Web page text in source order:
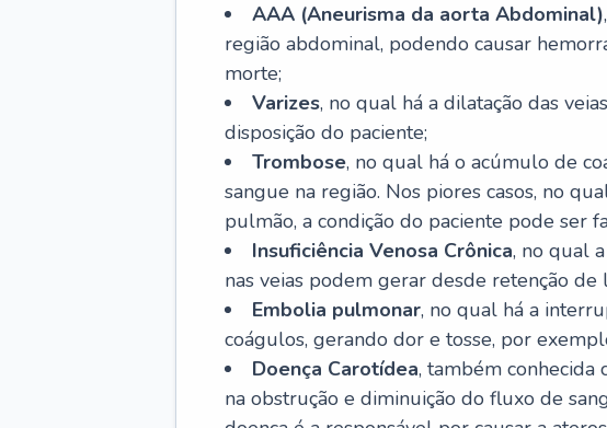
AAA (Aneurisma da aorta Abdominal)
região abdominal, podendo causar
morte;
Varizes, no qual há a dilatação das
disposição do paciente;
Trombose, no qual há o acúmulo de
sangue na região. Nos piores casos, no
pulmão, a condição do paciente pode ser
Insuficiência Venosa Crônica, no qual
nas veias podem gerar desde retenção
Embolia pulmonar, no qual há a
coágulos, gerando dor e tosse, por
Doença Carotídea, também conhecida
na obstrução e diminuição do fluxo de